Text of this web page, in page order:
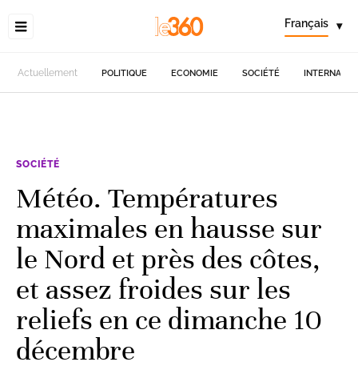
Français ▾
Actuellement POLITIQUE ECONOMIE SOCIÉTÉ
SOCIÉTÉ
Météo. Températures
maximales en hausse sur
le Nord et près des côtes,
et assez froides sur les
reliefs en ce dimanche 10
décembre